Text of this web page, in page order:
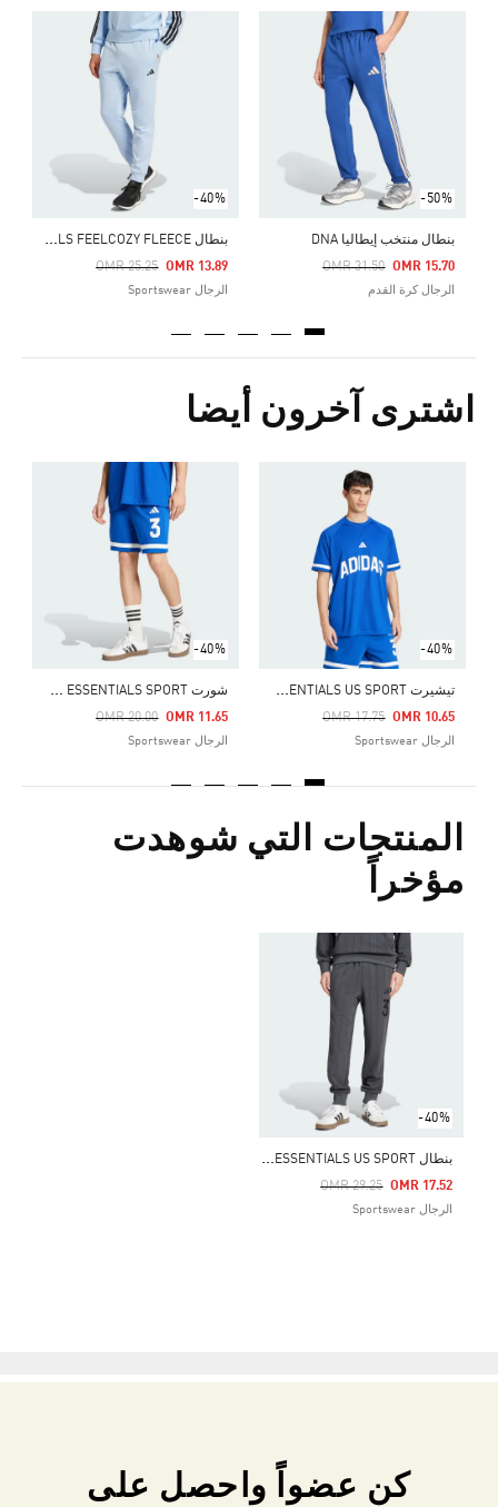
-50%
بنطال منتخب إيطاليا DNA
Price Reduced From
OMR 31.50
To OMR 15.70
الرجال كرة القدم
-40%
ب
نطال ESSENTIALS FEELCOZY FLEECE
Price Reduced From
OMR 25.25
To OMR 13.89
الرجال Sportswear
Price Reduced From
اشترى آخرون أيضا
-40%
ت
يشيرت SEASONAL ESSENTIALS US SPORT
Price Reduced From
OMR 17.75
To OMR 10.65
الرجال Sportswear
-40%
ش
ورت SEASONAL ESSENTIALS SPORT
Price Reduced From
OMR 20.00
To OMR 11.65
الرجال Sportswear
المنتجات التي شوهدت
مؤخراً
-40%
ب
نطال SEASONAL ESSENTIALS US SPORT
Price Reduced From
OMR 29.25
To OMR 17.52
الرجال Sportswear
كن عضواً واحصل على